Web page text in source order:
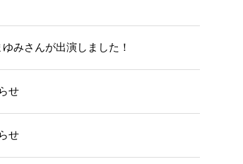
みさんが出演しました！
せ
せ